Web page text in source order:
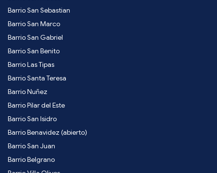
Barrio San Sebastian
Barrio San Marco
Barrio San Gabriel
Barrio San Benito
Barrio Las Tipas
Barrio Santa Teresa
Barrio Nuñez
Barrio Pilar del Este
Barrio San Isidro
Barrio Benavidez (abierto)
Barrio San Juan
Barrio Belgrano